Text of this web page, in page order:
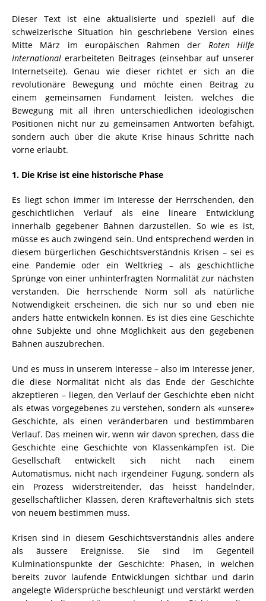
Dieser Text ist eine aktualisierte und speziell auf die
schweizerische Situation hin geschriebene Version eines
Mitte März im europäischen Rahmen der Roten Hilfe
International erarbeiteten Beitrages (einsehbar auf unserer
Internetseite). Genau wie dieser richtet er sich an die
revolutionäre Bewegung und möchte einen Beitrag zu
einem gemeinsamen Fundament leisten, welches die
Bewegung mit all ihren unterschiedlichen ideologischen
Positionen nicht nur zu gemeinsamen Antworten befähigt,
sondern auch über die akute Krise hinaus Schritte nach
vorne erlaubt.
1. Die Krise ist eine historische Phase
Es liegt schon immer im Interesse der Herrschenden, den
geschichtlichen Verlauf als eine lineare Entwicklung
innerhalb gegebener Bahnen darzustellen. So wie es ist,
müsse es auch zwingend sein. Und entsprechend werden in
diesem bürgerlichen Geschichtsverständnis Krisen – sei es
eine Pandemie oder ein Weltkrieg – als geschichtliche
Sprünge von einer unhinterfragten Normalität zur nächsten
verstanden. Die herrschende Norm soll als natürliche
Notwendigkeit erscheinen, die sich nur so und eben nie
anders hätte entwickeln können. Es ist dies eine Geschichte
ohne Subjekte und ohne Möglichkeit aus den gegebenen
Bahnen auszubrechen.
Und es muss in unserem Interesse – also im Interesse jener,
die diese Normalität nicht als das Ende der Geschichte
akzeptieren – liegen, den Verlauf der Geschichte eben nicht
als etwas vorgegebenes zu verstehen, sondern als «unsere»
Geschichte, als einen veränderbaren und bestimmbaren
Verlauf. Das meinen wir, wenn wir davon sprechen, dass die
Geschichte eine Geschichte von Klassenkämpfen ist. Die
Gesellschaft entwickelt sich nicht nach einem
Automatismus, nicht nach irgendeiner Fügung, sondern als
ein Prozess widerstreitender, das heisst handelnder,
gesellschaftlicher Klassen, deren Kräfteverhältnis sich stets
von neuem bestimmen muss.
Krisen sind in diesem Geschichtsverständnis alles andere
als äussere Ereignisse. Sie sind im Gegenteil
Kulminationspunkte der Geschichte: Phasen, in welchen
bereits zuvor laufende Entwicklungen sichtbar und darin
angelegte Widersprüche beschleunigt und verstärkt werden